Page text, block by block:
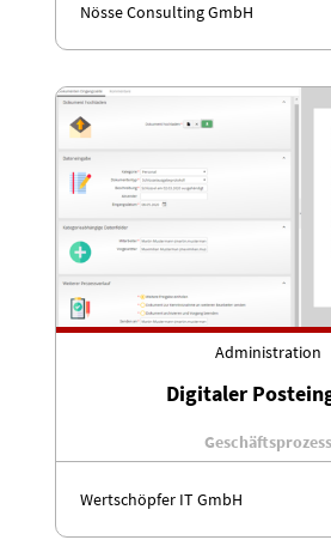
Nösse Consulting GmbH
Administration
Digitaler
Geschäftsprozess
Wertschöpfer IT GmbH